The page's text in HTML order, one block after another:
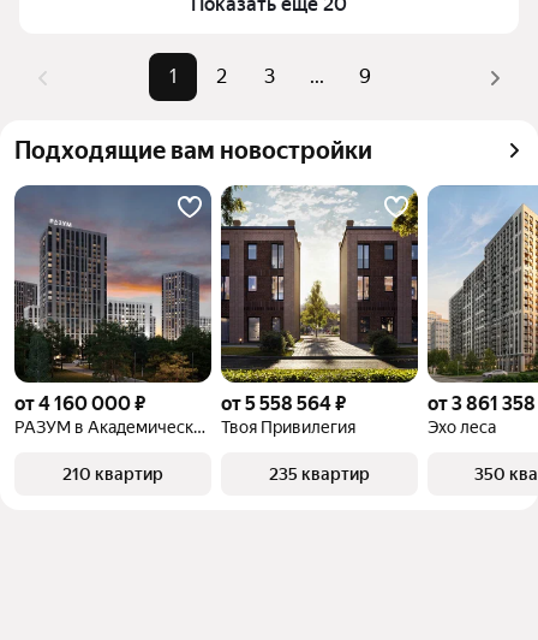
комбинации фильтров, например «» или «»
можете отсортировать результаты по стоимости
квадратного метра или площади
1 2 3 ... 9
Подходящие вам новостройки
от 4 160 000 ₽
РАЗУМ в Академическом
210 квартир
от 5 558 564 ₽
Твоя Привилегия
235 квартир
от 3 861
Эхо леса
350